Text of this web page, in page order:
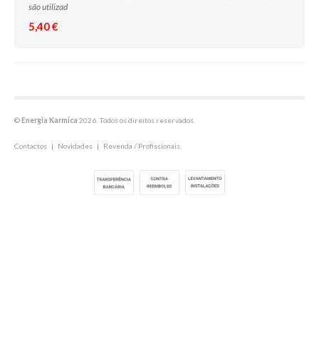
são utilizad
5,40 €
©Energia Karmica 2026. Todos os direitos reservados.
Contactos | Novidades | Revenda / Profissionais